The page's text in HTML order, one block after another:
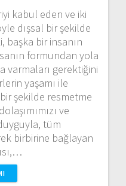
kabul eden ve iki
dışsal bir şekilde
başka bir insanın
formundan yola
varmaları gerektiğini
yaşamı ile
şekilde resmetme
ve
tüm
birbirine bağlayan